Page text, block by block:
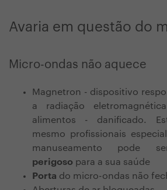
Avaria em questão do
Micro-ondas não aquece
Magnetron - dispositivo
a radiação
alimentos - danificado.
mesmo profissionais
manuseamento pode
perigoso para a sua saúde
Porta do micro-ondas não